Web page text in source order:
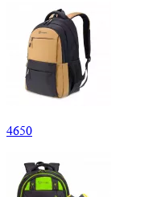
4650